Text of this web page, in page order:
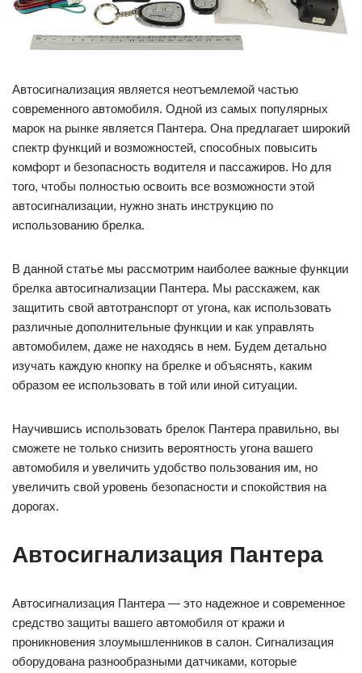
Автосигнализация является неотъемлемой частью
современного автомобиля. Одной из самых популярных
марок на рынке является Пантера. Она предлагает широкий
спектр функций и возможностей, способных повысить
комфорт и безопасность водителя и пассажиров. Но для
того, чтобы полностью освоить все возможности этой
автосигнализации, нужно знать инструкцию по
использованию брелка.
В данной статье мы рассмотрим наиболее важные функции
брелка автосигнализации Пантера. Мы расскажем, как
защитить свой автотранспорт от угона, как использовать
различные дополнительные функции и как управлять
автомобилем, даже не находясь в нем. Будем детально
изучать каждую кнопку на брелке и объяснять, каким
образом ее использовать в той или иной ситуации.
Научившись использовать брелок Пантера правильно, вы
сможете не только снизить вероятность угона вашего
автомобиля и увеличить удобство пользования им, но
увеличить свой уровень безопасности и спокойствия на
дорогах.
Автосигнализация Пантера
Автосигнализация Пантера — это надежное и современное
средство защиты вашего автомобиля от кражи и
проникновения злоумышленников в салон. Сигнализация
оборудована разнообразными датчиками, которые